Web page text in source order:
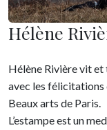
Hélène
Hélène Rivière vit
avec les félicitations
Beaux arts de Paris.
L’estampe est un